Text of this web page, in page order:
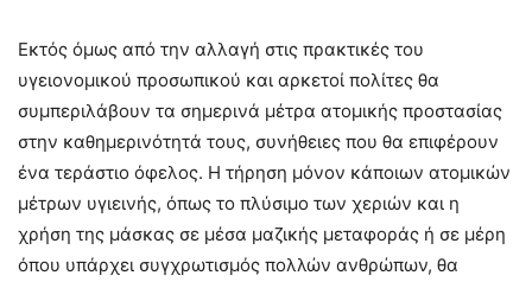
Εκτός όμως από την αλλαγή στις πρακτικές του
υγειονομικού προσωπικού και αρκετοί πολίτες θα
συμπεριλάβουν τα σημερινά μέτρα ατομικής προστασίας
στην καθημερινότητά τους, συνήθειες που θα επιφέρουν
ένα τεράστιο όφελος. Η τήρηση μόνον κάποιων ατομικών
μέτρων υγιεινής, όπως το πλύσιμο των χεριών και η
χρήση της μάσκας σε μέσα μαζικής μεταφοράς ή σε μέρη
όπου υπάρχει συγχρωτισμός πολλών ανθρώπων, θα